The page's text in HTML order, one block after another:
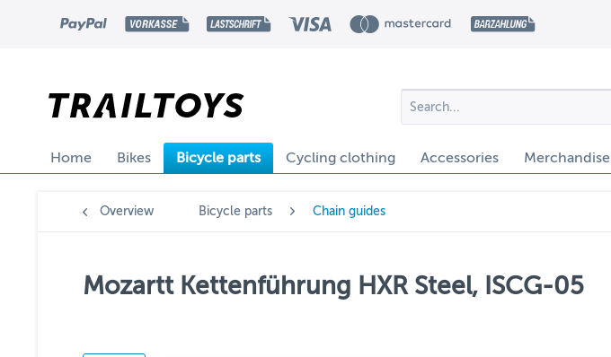
Home Bikes Bicycle parts Cycling clothing Accessories Merchandise
Overview Bicycle parts Chain guides
Mozartt Kettenführung HXR Steel, ISCG-05